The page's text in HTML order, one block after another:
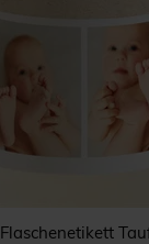
Flaschenetikett